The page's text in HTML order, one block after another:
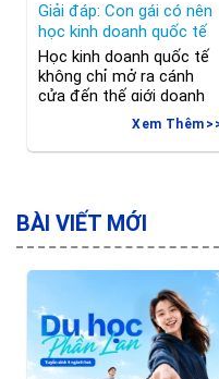
Giải đáp: Con gái có nên
học kinh doanh quốc tế
không?
Học kinh doanh quốc tế
không chỉ mở ra cánh
cửa đến thế giới doanh
nghiệp rộng lớn, mà còn
đánh bại những rào cản
giới tính và đem lại nhiều
gái có nên học kinh
doanh quốc tế và những
cơ hội mà ngành
Xem Thêm
BÀI VIẾT MỚI